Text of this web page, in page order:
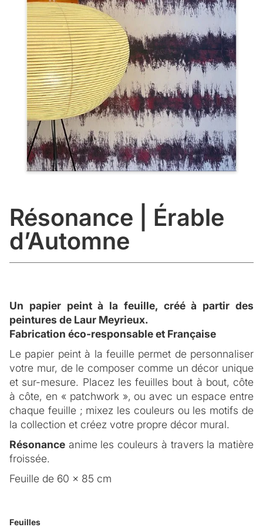
Résonance | Érable
d’Automne
Un papier peint à la feuille, créé à partir des
peintures de Laur Meyrieux.
Fabrication éco-responsable et Française
Le papier peint à la feuille permet de personnaliser
votre mur, de le composer comme un décor unique
et sur-mesure. Placez les feuilles bout à bout, côte
à côte, en « patchwork », ou avec un espace entre
chaque feuille ; mixez les couleurs ou les motifs de
la collection et créez votre propre décor mural.
Résonance anime les couleurs à travers la matière
froissée.
Feuille de 60 x 85 cm
Feuilles
FICHE TECHNIQUE
DESCRIPTION
Inspiration
De son expérience de vie au Japon, Laur s’est
imprégnée de la sensibilité Japonaise aux
matériaux vivants, et s’inspire de la technique
traditionnelle ancestrale de teinture ‘Shibori’ pour sa
collection de papier peint.
Laur s’inscrit dans l’histoire et la tradition du papier
artistique sans limite : la matière se froisse, vibre ;
VOS PROJETS
POSE ET ENTRETIEN
La pose du papier peint
Bien que le papier peint intissé soit facile à coller,
nous vous conseillons de faire appel à un peintre
poseur spécialisé.